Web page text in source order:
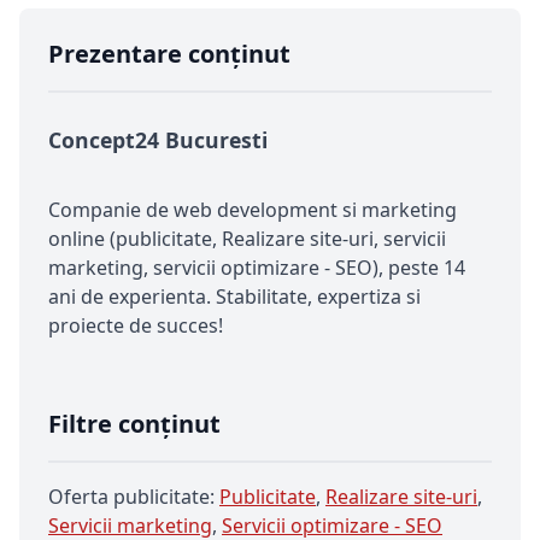
Prezentare conținut
Concept24 Bucuresti
Companie de web development si marketing
online (publicitate, Realizare site-uri, servicii
marketing, servicii optimizare - SEO), peste 14
ani de experienta. Stabilitate, expertiza si
proiecte de succes!
Filtre conținut
Oferta publicitate: Publicitate, Realizare site-uri,
Servicii marketing, Servicii optimizare - SEO